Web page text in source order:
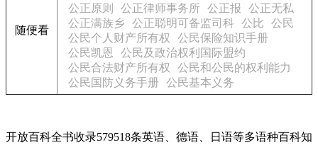
随便看
公正原则
公正律师事务所 公正报
公正无私
公正满族乡
公正聪明可备监司科 公比
公民
公民个人财产所有权
公民保险知识手册
公民凯恩
公民及政治权利国际盟约
公民合法财产所有权
公民和公民的权利能力
公民国防义务手册 公民基本义务
开放百科全书收录579518条英语、德语、日语等多语种百科知